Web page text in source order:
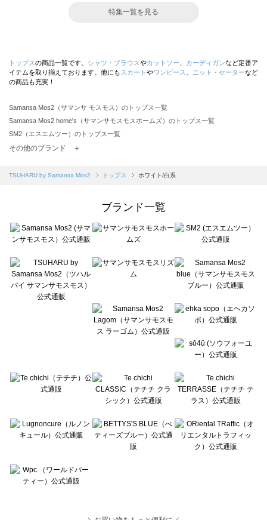
特集一覧を見る
トップスの商品一覧です。 シャツ・ブラウスやカットソー カーディガンなど定番ア
イテムを取り揃えております。他にも スカート やワンピース ニット・セーターなど
の商品も充実！
Samansa Mos2（サマンサ モスモス）のトップス一覧
Samansa Mos2 home's（サマンサモスモスホームズ）のトップス一覧
SM2（エスエムツー）のトップス一覧
TSUHARU by Samansa Mos2（ツハルバイサマンサモスモス）のトップス一覧
Samansa Mos2 blue（サマンサモスモス ブルー）のトップス一覧
sō4ū（ソウフォーユー）のトップス一覧
Te chichi（テチチ）のトップス一覧
Te chichi CLASSIC（テチチ クラシック）のトップス一覧
Lugnoncure（ルノンキュール）のトップス一覧
BETTY'S BLUE（べティーズブルー）のトップス一覧
Wpc.（ワールドパーティー）のトップス一覧
その他のブランド ＋
TSUHARU by Samansa Mos2 トップス ホワイト/白系
ブランド一覧